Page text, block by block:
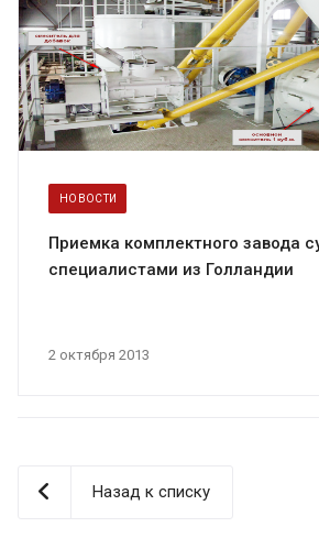
2 октября 2013
НОВОСТИ
Приемка комплектного завода
специалистами из Голландии
Назад к списку